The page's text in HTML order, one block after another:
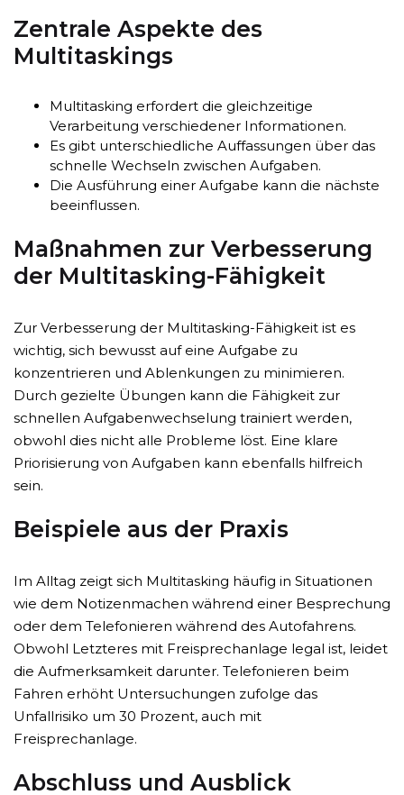
Zentrale Aspekte des
Multitaskings
Multitasking erfordert die gleichzeitige
Verarbeitung verschiedener Informationen.
Es gibt unterschiedliche Auffassungen über das
schnelle Wechseln zwischen Aufgaben.
Die Ausführung einer Aufgabe kann die nächste
beeinflussen.
Maßnahmen zur Verbesserung
der Multitasking-Fähigkeit
Zur Verbesserung der Multitasking-Fähigkeit ist es
wichtig, sich bewusst auf eine Aufgabe zu
konzentrieren und Ablenkungen zu minimieren.
Durch gezielte Übungen kann die Fähigkeit zur
schnellen Aufgabenwechselung trainiert werden,
obwohl dies nicht alle Probleme löst. Eine klare
Priorisierung von Aufgaben kann ebenfalls hilfreich
sein.
Beispiele aus der Praxis
Im Alltag zeigt sich Multitasking häufig in Situationen
wie dem Notizenmachen während einer Besprechung
oder dem Telefonieren während des Autofahrens.
Obwohl Letzteres mit Freisprechanlage legal ist, leidet
die Aufmerksamkeit darunter. Telefonieren beim
Fahren erhöht Untersuchungen zufolge das
Unfallrisiko um 30 Prozent, auch mit
Freisprechanlage.
Abschluss und Ausblick